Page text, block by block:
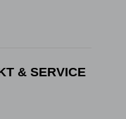
& SERVICE